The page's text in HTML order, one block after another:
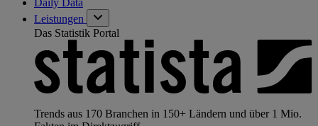
Leistungen
Das Statistik Portal
Trends aus 170 Branchen in 150+ Ländern und über 1 Mio.